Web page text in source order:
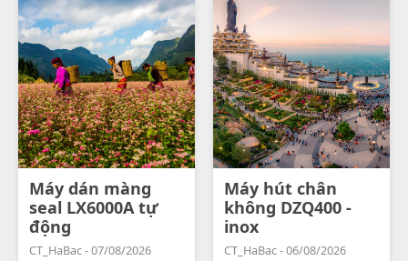
Máy dán màng
seal LX6000A tự
động
CT_HaBac - 07/08/2026
Máy hút chân
không DZQ400 -
inox
CT_HaBac - 06/08/2026